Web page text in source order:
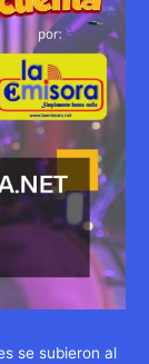
se subieron al